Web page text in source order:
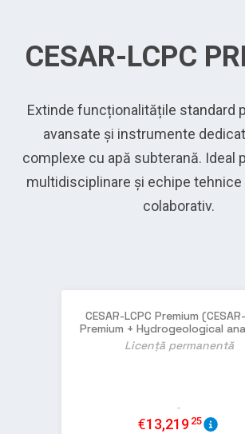
CESAR-LCPC
Extinde funcționalitățile standard
avansate și instrumente
complexe cu apă subterană. Ideal
multidisciplinare și echipe
colaborativ.
CESAR-LCPC Premium
Premium + Hydrogeological
Licență permanentă
€13,219 25